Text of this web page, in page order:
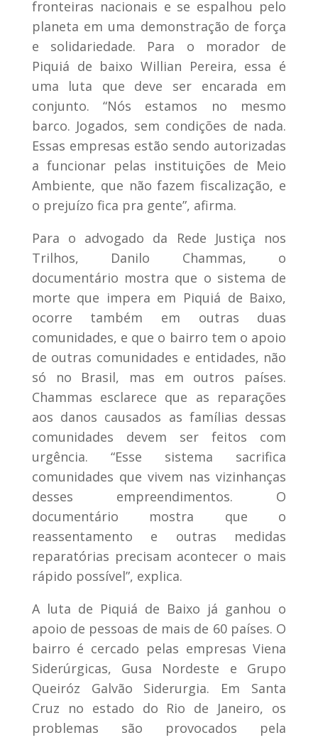
fronteiras nacionais e se espalhou pelo
planeta em uma demonstração de força
e solidariedade. Para o morador de
Piquiá de baixo Willian Pereira, essa é
uma luta que deve ser encarada em
conjunto. “Nós estamos no mesmo
barco. Jogados, sem condições de nada.
Essas empresas estão sendo autorizadas
a funcionar pelas instituições de Meio
Ambiente, que não fazem fiscalização, e
o prejuízo fica pra gente”, afirma.
Para o advogado da Rede Justiça nos
Trilhos, Danilo Chammas, o
documentário mostra que o sistema de
morte que impera em Piquiá de Baixo,
ocorre também em outras duas
comunidades, e que o bairro tem o apoio
de outras comunidades e entidades, não
só no Brasil, mas em outros países.
Chammas esclarece que as reparações
aos danos causados as famílias dessas
comunidades devem ser feitos com
urgência. “Esse sistema sacrifica
comunidades que vivem nas vizinhanças
desses empreendimentos. O
documentário mostra que o
reassentamento e outras medidas
reparatórias precisam acontecer o mais
rápido possível”, explica.
A luta de Piquiá de Baixo já ganhou o
apoio de pessoas de mais de 60 países. O
bairro é cercado pelas empresas Viena
Siderúrgicas, Gusa Nordeste e Grupo
Queiróz Galvão Siderurgia. Em Santa
Cruz no estado do Rio de Janeiro, os
problemas são provocados pela